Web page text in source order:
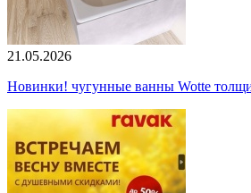
21.05.2026
Новинки! чугунные ванны Wotte